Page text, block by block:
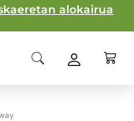
alokairua